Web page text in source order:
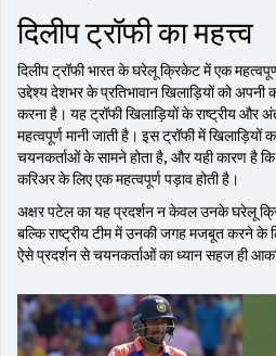
दिलीप ट्रॉफी का महत्त्व
दिलीप ट्रॉफी भारत के घरेलू क्रिकेट में एक
उद्देश्य देशभर के प्रतिभावान खिलाड़ियों को अपनी
करना है। यह ट्रॉफी खिलाड़ियों के राष्ट्रीय और
महत्वपूर्ण मानी जाती है। इस ट्रॉफी में खिलाड़ियों
चयनकर्ताओं के सामने होता है, और यही कारण है कि
करिअर के लिए एक महत्वपूर्ण पड़ाव होती है।
अक्षर पटेल का यह प्रदर्शन न केवल उनके घरेलू
बल्कि राष्ट्रीय टीम में उनकी जगह मजबूत करने के
ऐसे प्रदर्शन से चयनकर्ताओं का ध्यान सहज ही